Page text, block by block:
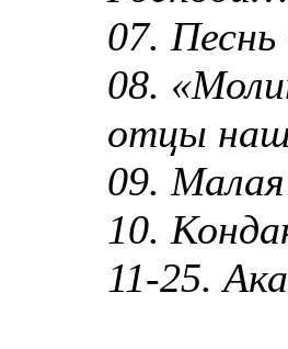
07.
08.
отцы
09.
10.
11-25.